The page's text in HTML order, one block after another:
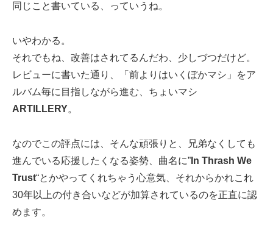
同じこと書いている、っていうね。
いやわかる。
それでもね、改善はされてるんだわ、少しづつだけど。
レビューに書いた通り、「前よりはいくぼかマシ」をア
ルバム毎に目指しながら進む、ちょいマシ
ARTILLERY。
なのでこの評点には、そんな頑張りと、兄弟なくしても
進んでいる応援したくなる姿勢、曲名に” In Thrash We
Trust“とかやってくれちゃう心意気、それからかれこれ
30年以上の付き合いなどが加算されているのを正直に認
めます。